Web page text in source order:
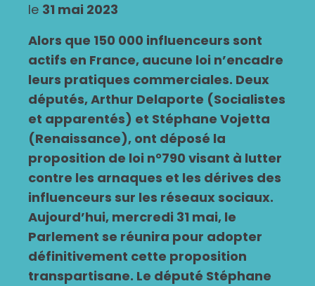
le 31 mai 2023
Alors que 150 000 influenceurs sont
actifs en France, aucune loi n’encadre
leurs pratiques commerciales. Deux
députés, Arthur Delaporte (Socialistes
et apparentés) et Stéphane Vojetta
(Renaissance), ont déposé la
proposition de loi n°790 visant à lutter
contre les arnaques et les dérives des
influenceurs sur les réseaux sociaux.
Aujourd’hui, mercredi 31 mai, le
Parlement se réunira pour adopter
définitivement cette proposition
transpartisane. Le député Stéphane